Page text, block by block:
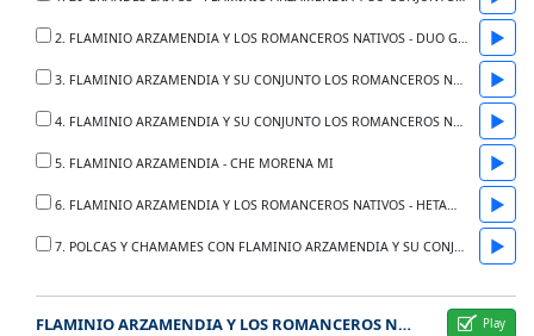
2. FLAMINIO ARZAMENDIA Y LOS ROMANCEROS NATIVOS - DUO GOMEZ MORAY - SERIE 2059 ▶
3. FLAMINIO ARZAMENDIA Y SU CONJUNTO LOS ROMANCEROS NATIVOS - DUO QUINONEZ MORAY - SERIE 2018 ▶
4. FLAMINIO ARZAMENDIA Y SU CONJUNTO LOS ROMANCEROS NATIVOS - DUO QUINONEZ MORAY - SERIE 2023 ▶
5. FLAMINIO ARZAMENDIA - CHE MORENA MI ▶
6. FLAMINIO ARZAMENDIA Y LOS ROMANCEROS NATIVOS - HETAMA ROHECHASE ▶
7. POLCAS Y CHAMAMES CON FLAMINIO ARZAMENDIA Y SU CONJUNTO LOS ROMANCEROS NATIVOS - DUO QUINONEZ MORAY ▶
FLAMINIO ARZAMENDIA Y LOS ROMANCEROS NATIVOS - 14 GRANDES EXITOS DE LA COLECCION FLAMINIO RE - ANO 1984